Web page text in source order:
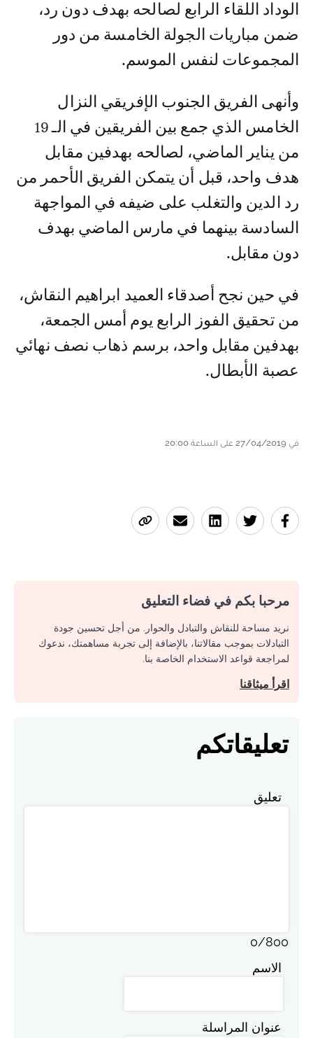
الوداد اللقاء الرابع لصالحه بهدف دون رد،
ضمن مباريات الجولة الخامسة من دور
المجموعات لنفس الموسم.
وأنهى الفريق الجنوب الإفريقي النزال
الخامس الذي جمع بين الفريقين في الـ 19
من يناير الماضي، لصالحه بهدفين مقابل
هدف واحد، قبل أن يتمكن الفريق الأحمر من
رد الدين والتغلب على ضيفه في المواجهة
السادسة بينهما في مارس الماضي بهدف
دون مقابل.
في حين نجح أصدقاء العميد ابراهيم النقاش،
من تحقيق الفوز الرابع يوم أمس الجمعة،
بهدفين مقابل واحد، برسم ذهاب نصف نهائي
عصبة الأبطال.
في 27/04/2019 على الساعة 20:00
مرحبا بكم في فضاء التعليق
نريد مساحة للنقاش والتبادل والحوار. من أجل تحسين جودة
التبادلات بموجب مقالاتنا، بالإضافة إلى تجربة مساهمتك، ندعوك
لمراجعة قواعد الاستخدام الخاصة بنا.
اقرأ ميثاقنا
تعليقاتكم
تعليق
0/800
الاسم
عنوان المراسلة